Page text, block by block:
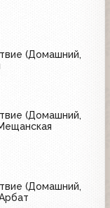
(Домашний,
(Домашний,
(Домашний,